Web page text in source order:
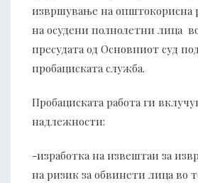
извршување на општокорисна
на осудени полнолетни лица во
пресудата од Основниот суд
пробациската служба.
Пробациската работа ги
надлежности:
-изработка на извештаи за
на ризик за обвинети лица во